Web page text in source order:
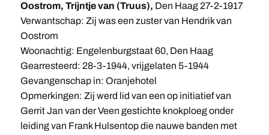
Oostrom, Trijntje van (Truus), Den Haag 27-2-1917
Verwantschap: Zij was een zuster van Hendrik van
Oostrom
Woonachtig: Engelenburgstaat 60, Den Haag
Gearresteerd: 28-3-1944, vrijgelaten 5-1944
Gevangenschap in: Oranjehotel
Opmerkingen: Zij werd lid van een op initiatief van
Gerrit Jan van der Veen gestichte knokploeg onder
leiding van Frank Hulsentop die nauwe banden met